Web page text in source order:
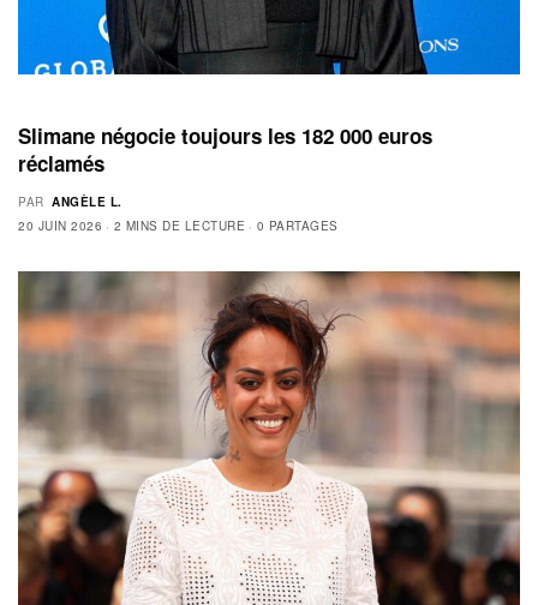
Slimane négocie toujours les 182 000 euros
réclamés
PAR ANGÈLE L.
20 JUIN 2026
2 MINS DE LECTURE 0 PARTAGES